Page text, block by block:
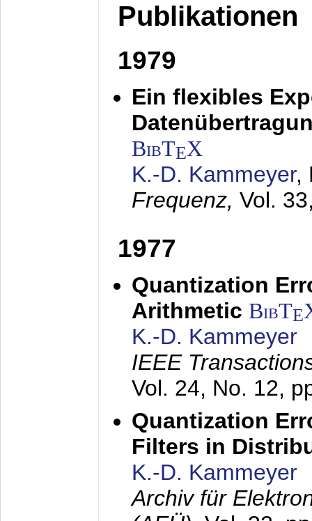
Publikationen
1979
Ein flexibles
BibTEX
K.-D. Kammeyer,
Frequenz, Vol.
1977
Quantization
Arithmetic BibTE
K.-D. Kammeyer
IEEE
Vol. 24, No. 12,
Quantization
Filters in
K.-D. Kammeyer
Archiv für